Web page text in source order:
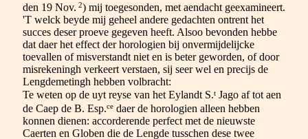
den 19 Nov. 2) mij toegesonden, met aendacht geexamineert.
'T welck beyde mij geheel andere gedachten ontrent het
succes deser proeve gegeven heeft. Alsoo bevonden hebbe
dat daer het effect der horologien bij onvermijdelijcke
toevallen of misverstandt niet en is beter geworden, of door
misrekeningh verkeert verstaen, sij seer wel en precijs de
Lengdemetingh hebben volbracht:
Te weten op de uyt reyse van het Eylandt S.t Jago af tot aen
de Caep de B. Esp.ce daer de horologien alleen hebben
konnen dienen: accorderende perfect met de nieuwste
Caerten en Globen die de Lengde tusschen dese twee